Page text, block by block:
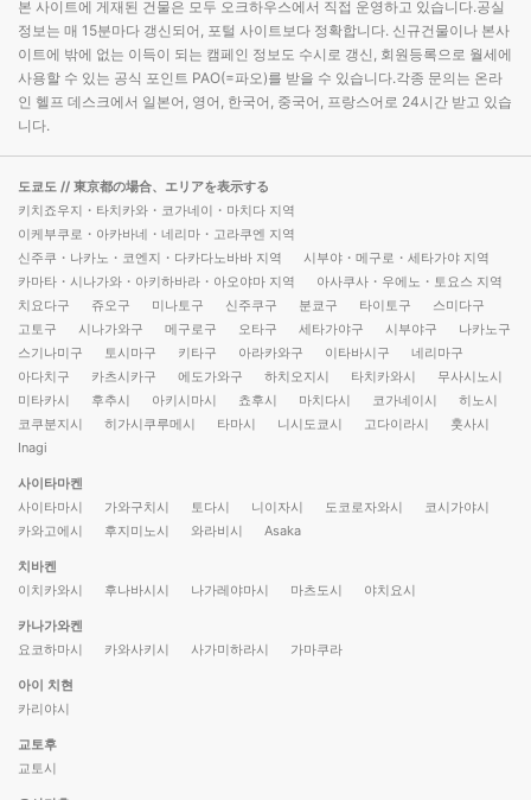
본 사이트에 게재된 건물은 모두 오크하우스에서 직접 운영하고 있습니다.공실
정보는 매 15분마다 갱신되어, 포털 사이트보다 정확합니다. 신규건물이나 본사
이트에 밖에 없는 이득이 되는 캠페인 정보도 수시로 갱신, 회원등록으로 월세에
사용할 수 있는 공식 포인트 PAO(=파오)를 받을 수 있습니다.각종 문의는 온라
인 헬프 데스크에서 일본어, 영어, 한국어, 중국어, 프랑스어로 24시간 받고 있습
니다.
도쿄도 // 東京都の場合、エリアを表示する
키치죠우지・타치카와・코가네이・마치다 지역
이케부쿠로・아카바네・네리마・고라쿠엔 지역
신주쿠・나카노・코엔지・다카다노바바 지역
시부야・메구로・세타가야 지역
카마타・시나가와・아키하바라・아오야마 지역
아사쿠사・우에노・토요스 지역
치요다구
쥬오구 미나토구 신주쿠구 분쿄구 타이토구
스미다구
고토구
시나가와구 메구로구 오타구 세타가야구 시부야구
나카노구
스기나미구
토시마구 키타구 아라카와구 이타바시구
네리마구
아다치구
카츠시카구 에도가와구 하치오지시 타치카와시
무사시노시
미타카시
후추시 아키시마시 쵸후시 마치다시 코가네이시
히노시
코쿠분지시
히가시쿠루메시 타마시 니시도쿄시 고다이라시
훗사시
Inagi
사이타마켄
사이타마시
가와구치시 토다시 니이자시 도코로자와시
코시가야시
카와고에시
후지미노시 와라비시 Asaka
치바켄
이치카와시
후나바시시 나가레야마시 마츠도시 야치요시
카나가와켄
요코하마시
카와사키시 사가미하라시 가마쿠라
아이 치현
카리야시
교토후
교토시